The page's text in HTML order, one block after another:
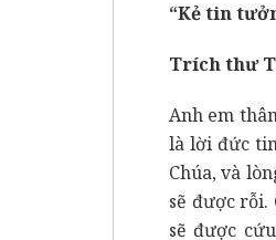
“Kẻ tin
Trích thư
Anh em
là lời đức
Chúa, và
sẽ được
sẽ được